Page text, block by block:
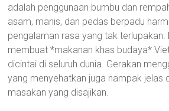
adalah penggunaan bumbu dan
asam, manis, dan pedas berpadu
pengalaman rasa yang tak terlupakan.
membuat *makanan khas budaya*
dicintai di seluruh dunia. Gerakan
yang menyehatkan juga nampak jelas
masakan yang disajikan.